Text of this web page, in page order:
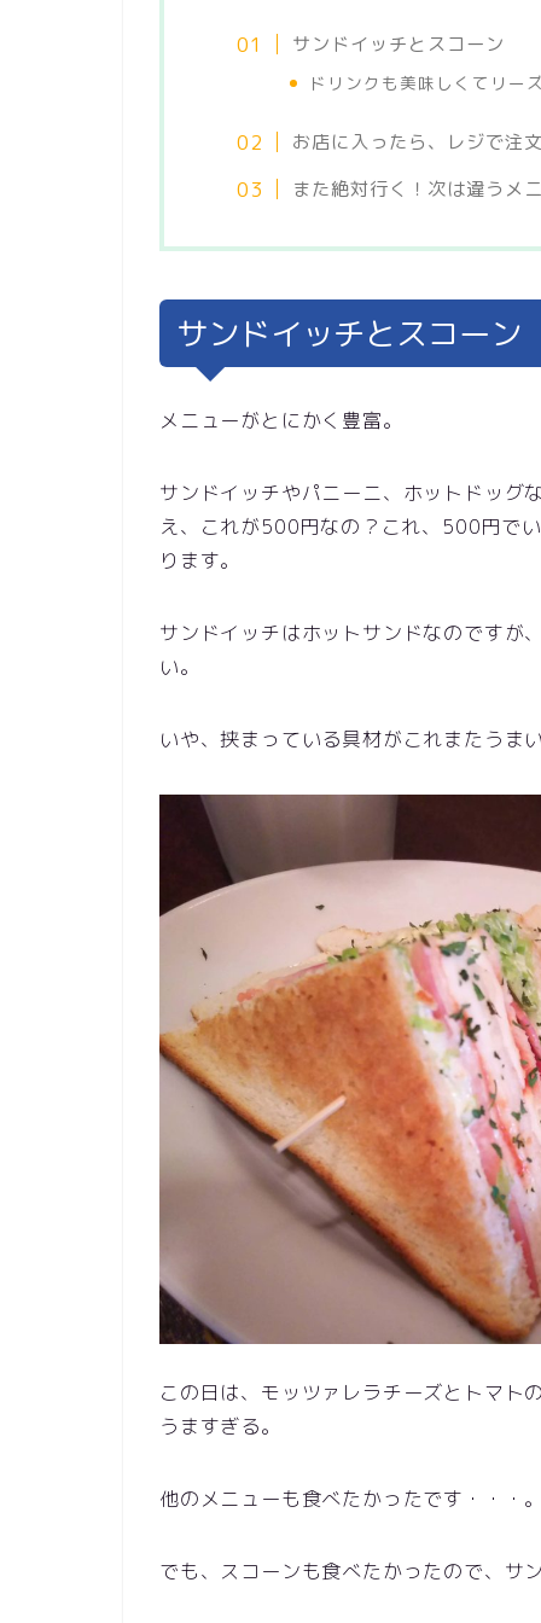
サンドイッチとスコーン
ドリンクも美味しくてリー
お店に入ったら、レジで注
また絶対行く！次は違うメ
サンドイッチとスコーン
メニューがとにかく豊富。
サンドイッチやパニーニ、ホットドッグ
え、これが500円なの？これ、500円で
ります。
サンドイッチはホットサンドなのですが
い。
いや、挟まっている具材がこれまたうま
この日は、モッツァレラチーズとトマト
うますぎる。
他のメニューも食べたかったです・・・
でも、スコーンも食べたかったので、サ